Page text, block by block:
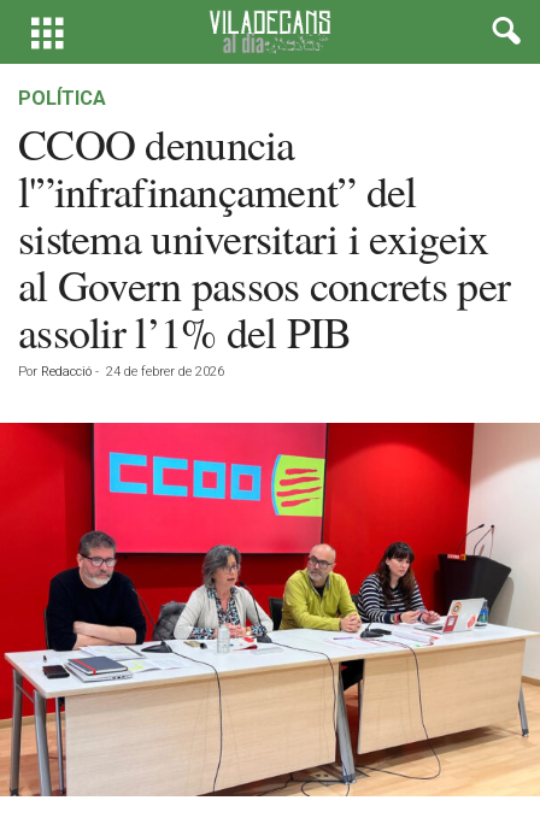
POLÍTICA
CCOO denuncia
l'”infrafinançament” del
sistema universitari i exigeix
al Govern passos concrets per
assolir l’1% del PIB
Por Redacció - 24 de febrer de 2026